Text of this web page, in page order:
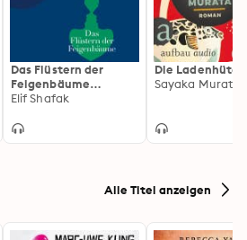
Das Flüstern der
Feigenbäume
(Ungekürzt)
Elif Shafak
Die
Sayaka Murata
Alle Titel anzeigen